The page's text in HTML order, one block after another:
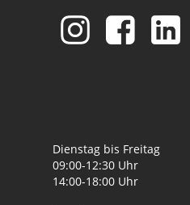
Dienstag bis Freitag
09:00-12:30 Uhr
14:00-18:00 Uhr